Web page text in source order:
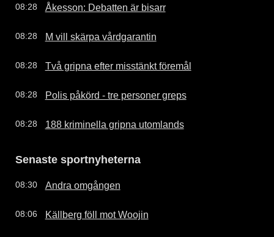
08:28 Åkesson: Debatten är bisarr
08:28 M vill skärpa vårdgarantin
08:28 Två gripna efter misstänkt föremål
08:28 Polis påkörd - tre personer greps
08:28 188 kriminella gripna utomlands
Senaste sportnyheterna
08:30 Andra omgången
08:06 Källberg föll mot Woojin